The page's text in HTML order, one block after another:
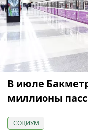
В июле
миллионы
СОЦИУМ